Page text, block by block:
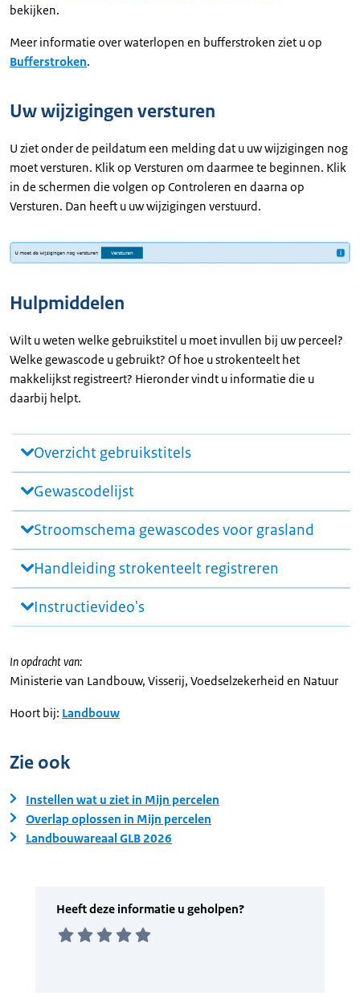
bekijken.
Meer informatie over waterlopen en bufferstroken ziet u op
Bufferstroken.
Uw wijzigingen versturen
U ziet onder de peildatum een melding dat u uw wijzigingen nog
moet versturen. Klik op Versturen om daarmee te beginnen. Klik
in de schermen die volgen op Controleren en daarna op
Versturen. Dan heeft u uw wijzigingen verstuurd.
Hulpmiddelen
Wilt u weten welke gebruikstitel u moet invullen bij uw perceel?
Welke gewascode u gebruikt? Of hoe u strokenteelt het
makkelijkst registreert? Hieronder vindt u informatie die u
daarbij helpt.
Overzicht gebruikstitels
Gewascodelijst
Stroomschema gewascodes voor grasland
Handleiding strokenteelt registreren
Instructievideo's
In opdracht van:
Ministerie van Landbouw, Visserij, Voedselzekerheid en Natuur
Hoort bij: Landbouw
Zie ook
Instellen wat u ziet in Mijn percelen
Overlap oplossen in Mijn percelen
Landbouwareaal GLB 2026